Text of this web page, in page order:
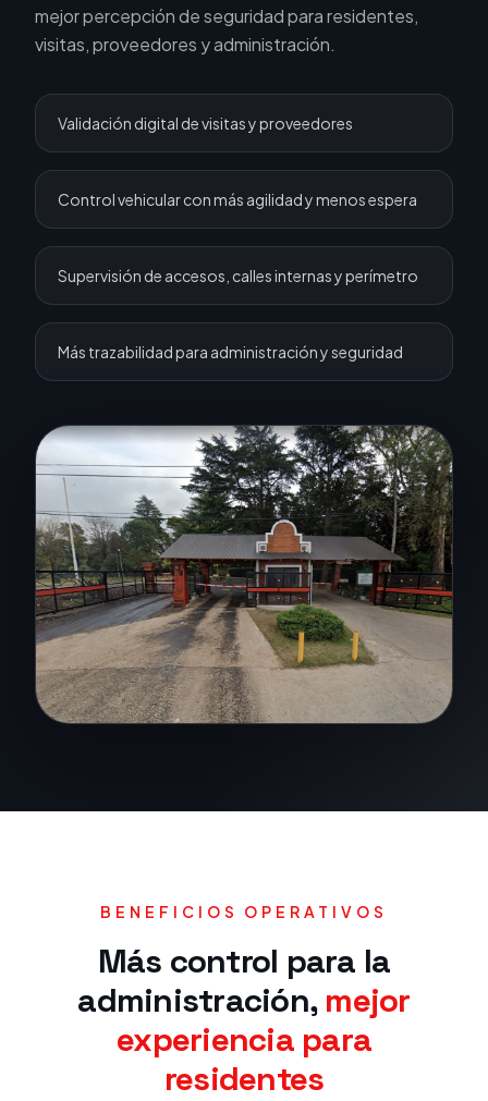
mejor percepción de seguridad para residentes,
visitas, proveedores y administración.
Validación digital de visitas y proveedores
Control vehicular con más agilidad y menos espera
Supervisión de accesos, calles internas y perímetro
Más trazabilidad para administración y seguridad
BENEFICIOS OPERATIVOS
Más control para la
administración,mejor
experiencia para
residentes